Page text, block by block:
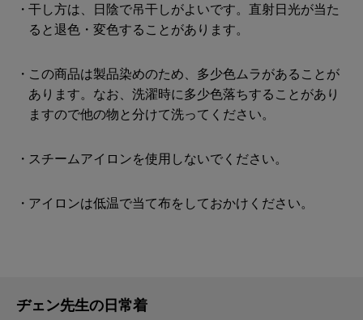
干し方は、日陰で吊干しがよいです。直射日光が当た
ると退色・変色することがあります。
この商品は製品染めのため、多少色ムラがあることが
あります。なお、洗濯時に多少色落ちすることがあり
ますので他の物と分けて洗ってください。
スチームアイロンを使用しないでください。
アイロンは低温で当て布をしておかけください。
ヂェン先生の日常着